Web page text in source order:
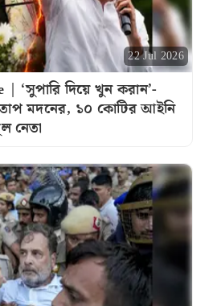
22 Jul 2026
‘সুপারি দিয়ে খুন করান’-
মদনের, ১০ কোটির আইনি
নেতা